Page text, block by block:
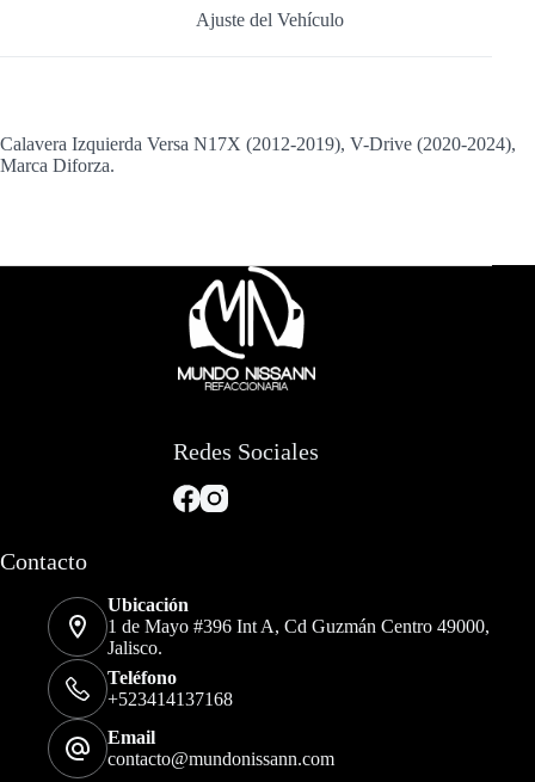
Ajuste del Vehículo
Calavera Izquierda Versa N17X (2012-2019), V-Drive (2020-2024),
Marca Diforza.
Redes Sociales
Contacto
Ubicación
1 de Mayo #396 Int A, Cd Guzmán Centro 49000,
Jalisco.
Teléfono
+523414137168
Email
contacto@mundonissann.com